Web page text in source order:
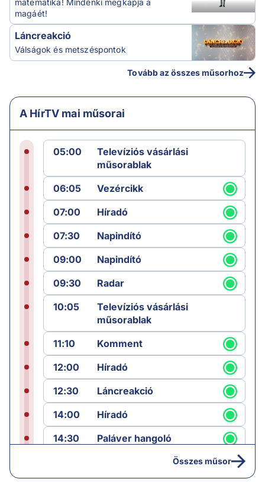
matematika! Mindenki megkapja a
magáét!
Láncreakció
Válságok és metszéspontok
Tovább az összes műsorhoz
A HírTV mai műsorai
05:00
Televíziós vásárlási
műsorablak
06:05
Vezércikk
07:00
Híradó
07:30
Napindító
09:00
Napindító
09:30
Radar
10:05
Televíziós vásárlási
műsorablak
11:10
Komment
12:00
Híradó
12:30
Láncreakció
14:00
Híradó
14:30
Paláver hangoló
Összes műsor